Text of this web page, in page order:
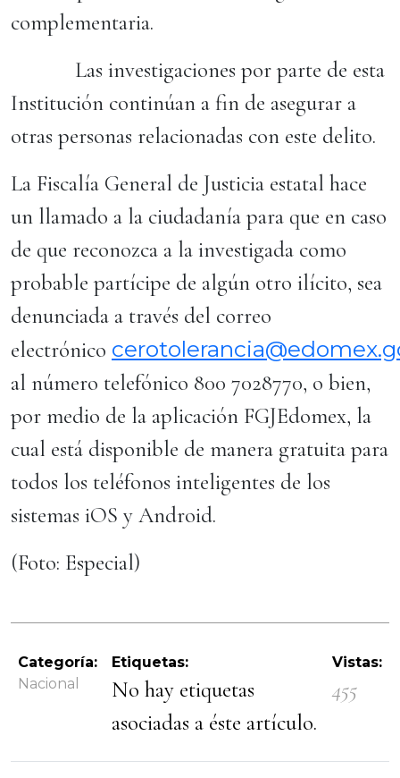
complementaria.
Las investigaciones por parte de esta
Institución continúan a fin de asegurar a
otras personas relacionadas con este delito.
La Fiscalía General de Justicia estatal hace
un llamado a la ciudadanía para que en caso
de que reconozca a la investigada como
probable partícipe de algún otro ilícito, sea
denunciada a través del correo
electrónico
al número telefónico 800 7028770, o bien,
por medio de la aplicación FGJEdomex, la
cual está disponible de manera gratuita para
todos los teléfonos inteligentes de los
sistemas iOS y Android.
(Foto: Especial)
Categoría:
Nacional
Etiquetas:
No hay etiquetas
asociadas a éste artículo.
Vistas:
455